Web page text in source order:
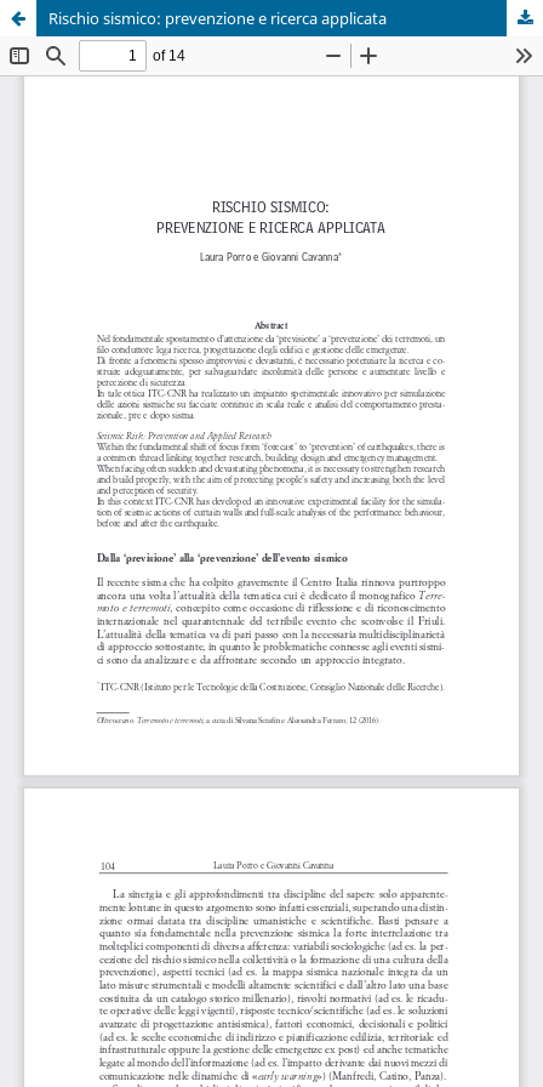
Rischio sismico: prevenzione e ricerca applicata